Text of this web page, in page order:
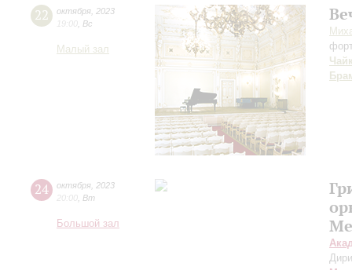
22 октября 2023
19:00 Вс
Малый зал
24 октября 2023
20:00 Вт
Большой зал